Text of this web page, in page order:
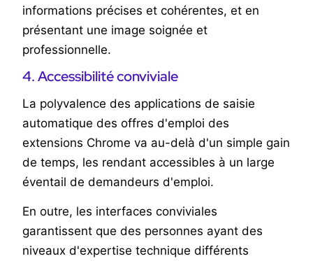
informations précises et cohérentes, et en
présentant une image soignée et
professionnelle.
4. Accessibilité conviviale
La polyvalence des applications de saisie
automatique des offres d'emploi des
extensions Chrome va au-delà d'un simple gain
de temps, les rendant accessibles à un large
éventail de demandeurs d'emploi.
En outre, les interfaces conviviales
garantissent que des personnes ayant des
niveaux d'expertise technique différents